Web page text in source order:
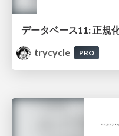
trycycle
PRO